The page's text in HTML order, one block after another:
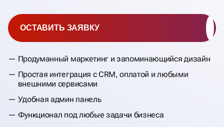
Продуманный маркетинг и запоминающийся дизайн
Простая интеграция с CRM, оплатой и любыми
внешними сервисами
Удобная админ панель
Функционал под любые задачи бизнеса
ОСТАВИТЬ ЗАЯВКУ